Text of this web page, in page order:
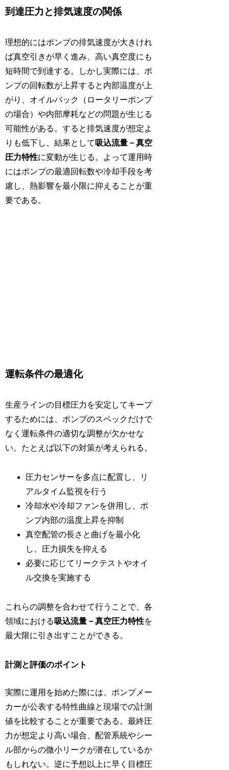
到達圧力と排気速度の関係
理想的にはポンプの排気速度が大きけれ
ば真空引きが早く進み、高い真空度にも
短時間で到達する。しかし実際には、ポ
ンプの回転数が上昇すると内部温度が上
がり、オイルバック（ロータリーポンプ
の場合）や内部摩耗などの問題が生じる
可能性がある。すると排気速度が想定よ
りも低下し、結果として 吸込流量－真空
圧力特性に変動が生じる。よって運用時
にはポンプの最適回転数や冷却手段を考
慮し、熱影響を最小限に抑えることが重
要である。
運転条件の最適化
生産ラインの目標圧力を安定してキープ
するためには、ポンプのスペックだけで
なく運転条件の適切な調整が欠かせな
い。たとえば以下の対策が考えられる。
圧力センサーを多点に配置し、リ
アルタイム監視を行う
冷却水や冷却ファンを併用し、ポ
ンプ内部の温度上昇を抑制
真空配管の長さと曲げを最小化
し、圧力損失を抑える
必要に応じてリークテストやオイ
ル交換を実施する
これらの調整を合わせて行うことで、各
領域における 吸込流量－真空圧力特性を
最大限に引き出すことができる。
計測と評価のポイント
実際に運用を始めた際には、ポンプメー
カーが公表する特性曲線と現場での計測
値を比較することが重要である。最終圧
力が想定より高い場合、配管系統やシー
ル部からの微小リークが潜在しているか
もしれない。逆に予想以上に早く目標圧